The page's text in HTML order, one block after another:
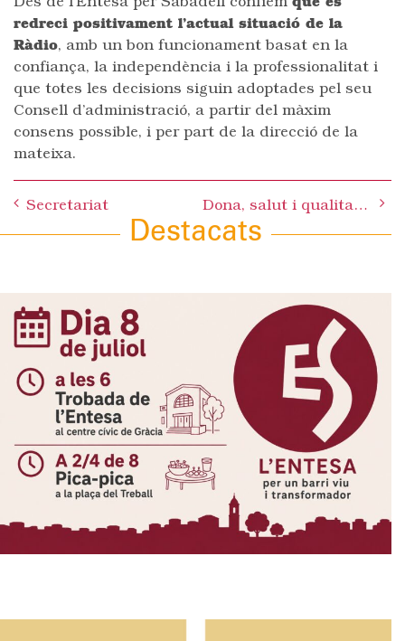
Des de l’Entesa per Sabadell confiem que es
redreci positivament l’actual situació de la
Ràdio, amb un bon funcionament basat en la
confiança, la independència i la professionalitat i
que totes les decisions siguin adoptades pel seu
Consell d’administració, a partir del màxim
consens possible, i per part de la direcció de la
mateixa.
navigation
Secretariat Dona, salut i qualitat de vida
Destacats